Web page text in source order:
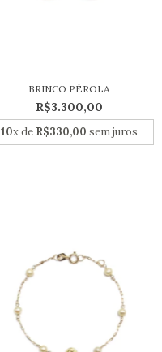
BRINCO PÉROLA
R$3.300,00
10x de R$330,00 sem juros